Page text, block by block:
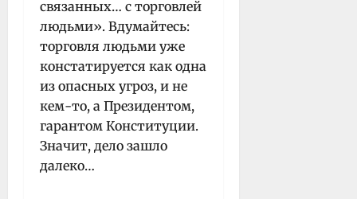
связанных… с торговлей
людьми». Вдумайтесь:
торговля людьми уже
констатируется как одна
из опасных угроз, и не
кем-то, а Президентом,
гарантом Конституции.
Значит, дело зашло
далеко…